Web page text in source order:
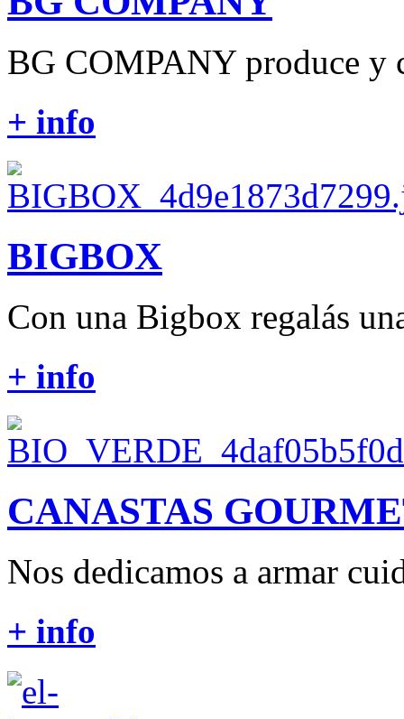
BG COMPANY produce y
+ info
BIGBOX
Con una Bigbox regalás
+ info
CANASTAS
Nos dedicamos a armar
+ info